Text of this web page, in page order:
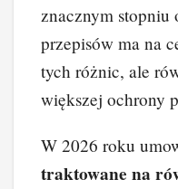
znacznym stopniu
przepisów ma na
tych różnic, ale
większej ochrony
W 2026 roku
traktowane na